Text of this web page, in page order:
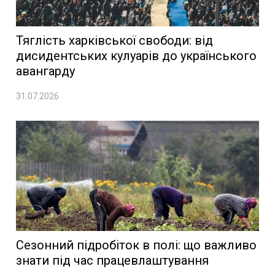
Тяглість харківської свободи: від
дисидентських кулуарів до українського
авангарду
31.07.2026
Сезонний підробіток в полі: що важливо
знати під час працевлаштування